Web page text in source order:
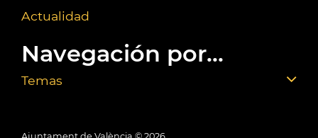
Actualidad
Navegación por...
Temas